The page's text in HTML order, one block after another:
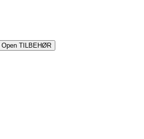
Open TILBEHØR